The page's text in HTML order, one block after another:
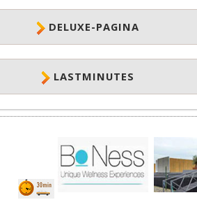
DELUXE-PAGINA
LASTMINUTES